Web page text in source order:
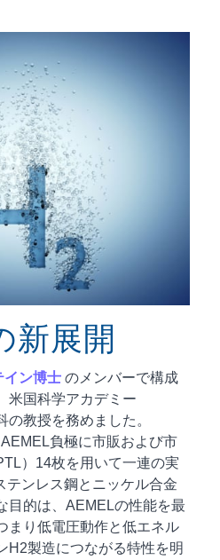
新展開
イン博士のメンバーで構成
米国科学アカデミー
の教授を務めました。
負極に市販および市
）14枚を用いて一連の実
テンレス鋼とニッケル合金
目的は、AEMELの性能を最
まり低電圧動作と低エネル
H2製造につながる特性を明